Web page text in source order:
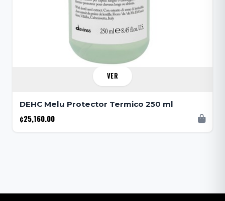
VER
DEHC Melu Protector Termico 250 ml
¢25,160.00